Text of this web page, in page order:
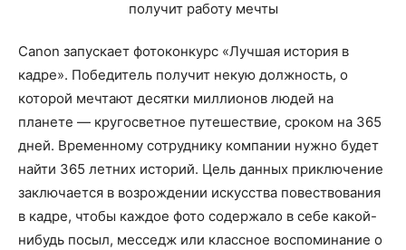
Canon запускает фотоконкурс «Лучшая история в
кадре». Победитель получит некую должность, о
которой мечтают десятки миллионов людей на
планете — кругосветное путешествие, сроком на 365
дней. Временному сотруднику компании нужно будет
найти 365 летних историй. Цель данных приключение
заключается в возрождении искусства повествования
в кадре, чтобы каждое фото содержало в себе какой-
нибудь посыл, месседж или классное воспоминание о